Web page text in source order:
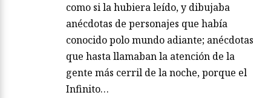
como si la hubiera leído, y dibujaba
anécdotas de personajes que había
conocido polo mundo adiante; anécdotas
que hasta llamaban la atención de la
gente más cerril de la noche, porque el
Infinito…